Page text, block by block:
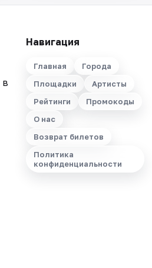
в
Навигация
Главная
Города
Площадки
Артисты
Рейтинги
Промокоды
О нас
Возврат билетов
Политика
конфиденциальности